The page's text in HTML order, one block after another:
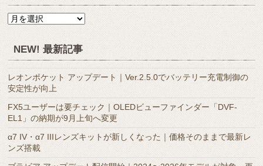
月
ー
カ
イ
ブ
NEW! 最新記事
レオンポケット アップデート｜Ver.2.5.0でバッテリー充電制御の
安定性が向上
FX5ユーザーは要チェック｜OLEDビューファインダー「DVF-
EL1」の納期が9月上旬へ変更
α7 IV・α7 IIIレンズキットが新しくなった｜価格そのままで最新レ
ンズ搭載